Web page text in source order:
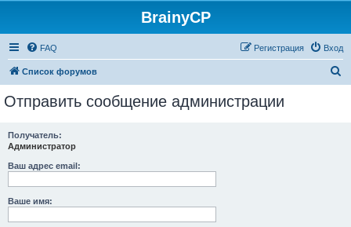
BrainyCP
FAQ Вход
Регистрация
Список форумов
Отправить сообщение администрации
Получатель:
Администратор
Ваш адрес email:
Ваше имя: